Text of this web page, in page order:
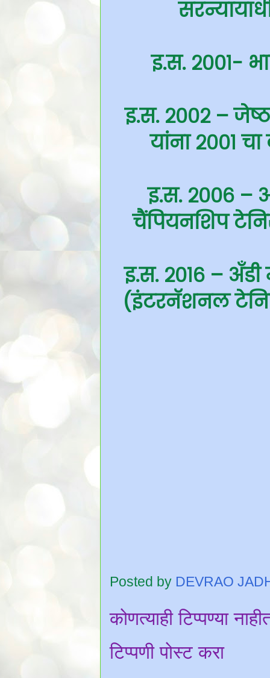
इ.स. २००१-
इ.स. २००२ – जेष्ठ
यांना २००१
इ.स. २००६ –
चैंपियनशिप
इ.स. २०१६ –
(इंटरनॅशनल
Posted by DEVRAO
कोणत्याही टिप्पण्‍या
टिप्पणी पोस्ट करा